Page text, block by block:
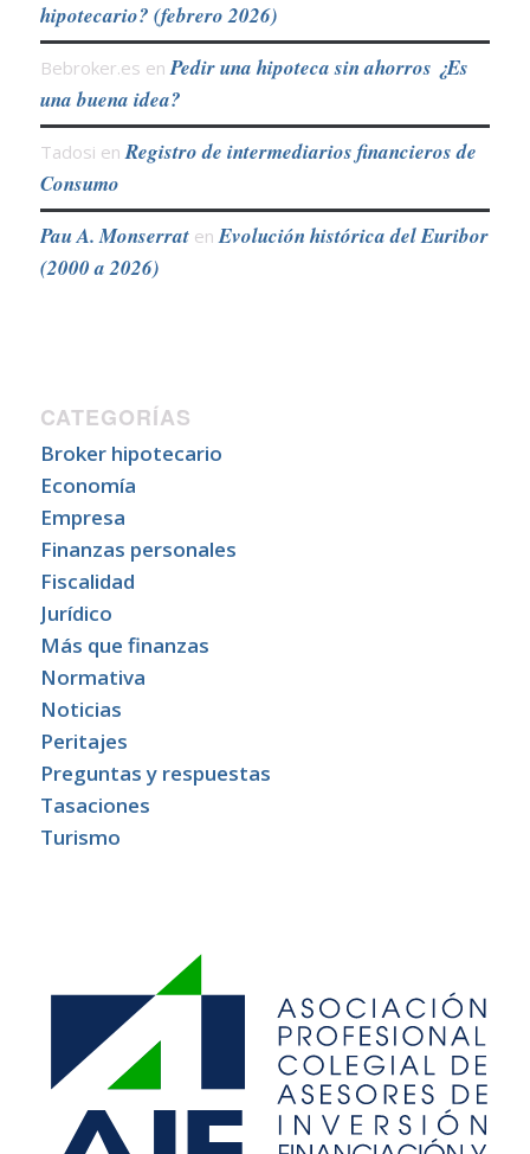
hipotecario? (febrero 2026)
Bebroker.es enPedir una hipoteca sin ahorros ¿Es
una buena idea?
Tadosi enRegistro de intermediarios financieros de
Consumo
Pau A. MonserratenEvolución histórica del Euribor
(2000 a 2026)
CATEGORÍAS
Broker hipotecario
Economía
Empresa
Finanzas personales
Fiscalidad
Jurídico
Más que finanzas
Normativa
Noticias
Peritajes
Preguntas y respuestas
Tasaciones
Turismo